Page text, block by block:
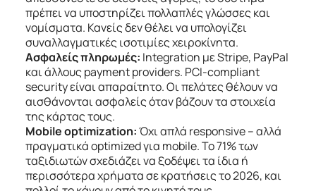
πρέπει να υποστηρίζει πολλαπλές γλώσσες και
νομίσματα. Κανείς δεν θέλει να υπολογίζει
συναλλαγματικές ισοτιμίες χειροκίνητα.
Ασφαλείς πληρωμές: Integration με Stripe, PayPal
και άλλους payment providers. PCI-compliant
security είναι απαραίτητο. Οι πελάτες θέλουν να
αισθάνονται ασφαλείς όταν βάζουν τα στοιχεία
της κάρτας τους.
Mobile optimization:Όχι απλά responsive – αλλά
πραγματικά optimized για mobile. Το 71% των
ταξιδιωτών σχεδιάζει να ξοδέψει τα ίδια ή
περισσότερα χρήματα σε κρατήσεις το 2026, και